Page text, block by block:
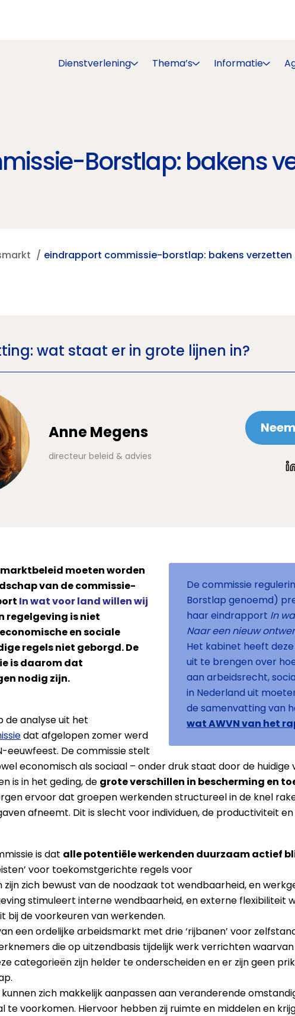
Dienstverlening Thema’s Informatie
Borstlap: bakens
eindrapport commissie-borstlap: bakens verzetten
wat staat er in grote lijnen in?
Anne Megens
directeur beleid & advies
De commissie
Borstlap genoemd)
haar eindrapport In
Naar een nieuw
Het kabinet heeft
uit te brengen over
aan arbeidsrecht,
in Nederland uit
de samenvatting van
wat AWVN van het
moeten worden
van de commissie-
In wat voor land willen wij
regelgeving is niet
en sociale
regels niet geborgd. De
is daarom dat
nodig zijn.
analyse uit het
dat afgelopen zomer werd
eeuwfeest. De commissie stelt
economisch als sociaal – onder druk staat door de huidige
is in het geding, de grote verschillen in bescherming en
ervoor dat groepen werkenden structureel in de knel
afneemt. Dit is slecht voor individuen, de productiviteit
is dat alle potentiële werkenden duurzaam actief
voor toekomstgerichte regels voor
zich bewust van de noodzaak tot wendbaarheid, en
stimuleert interne wendbaarheid, en externe flexibiliteit
bij de voorkeuren van werkenden.
een ordelijke arbeidsmarkt met drie ‘rijbanen’ voor
die op uitzendbasis tijdelijk werk verrichten
categorieën zijn helder te onderscheiden en er zijn geen
zich makkelijk aanpassen aan veranderende
te voorkomen. Hiervoor hebben zij ruimte en middelen en